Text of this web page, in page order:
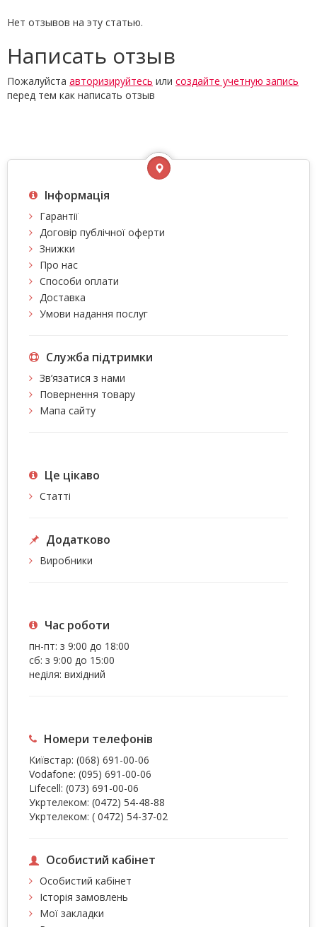
Нет отзывов на эту статью.
Написать отзыв
Пожалуйста авторизируйтесь или создайте учетную запись
перед тем как написать отзыв
Інформація
Гарантії
Договір публічної оферти
Знижки
Про нас
Способи оплати
Доставка
Умови надання послуг
Служба підтримки
Зв’язатися з нами
Повернення товару
Мапа сайту
Це цiкаво
Статті
Додатково
Виробники
Час роботи
пн-пт: з 9:00 до 18:00
сб: з 9:00 до 15:00
неділя: вихідний
Номери телефонів
Київстар: (068) 691-00-06
Vodafone: (095) 691-00-06
Lifecell: (073) 691-00-06
Укртелеком: (0472) 54-48-88
Укртелеком: ( 0472) 54-37-02
Особистий кабінет
Особистий кабінет
Історія замовлень
Мої закладки